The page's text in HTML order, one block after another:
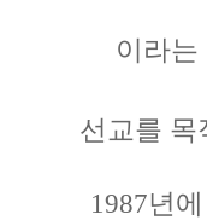
이라
선교를
1987년